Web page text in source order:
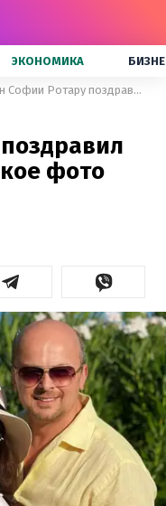
ЭКОНОМИКА
Сын Софии Ротару поздравил ее с 77-летием: редкое фото певицы
фото